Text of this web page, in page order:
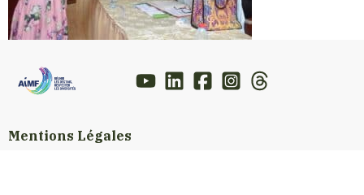
Mentions Légales